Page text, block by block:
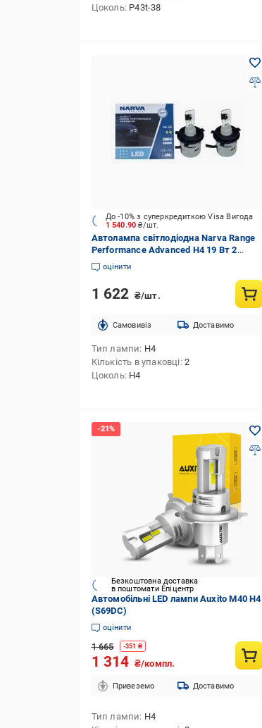
Цоколь P43t-38
1 540.90₴/шт.
До -10% з суперкредиткою Visa Вигода
Автолампа світлодіодна Narva Range
Performance Advanced H4 19 Вт 2
шт. (NV 18187 RPA X2)
оцінити
1 622 ₴/шт.
Cамовивіз Доставимо
Тип лампи H4
Кількість в упаковці 2
Цоколь H4
Безкоштовна доставка
в поштомати Епіцентр
Автомобільні LED лампи Auxito M40 H4
(S69DC)
оцінити
1 665 -351 ₴
1 314 ₴/компл.
Привеземо Доставимо
Тип лампи H4